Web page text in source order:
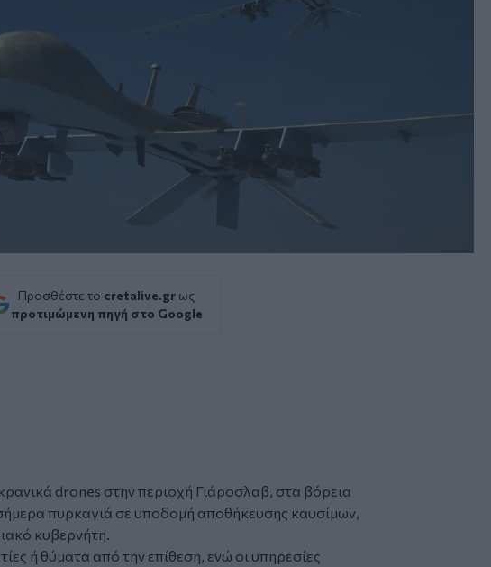
Προσθέστε το cretalive.gr ως
προτιμώμενη πηγή στο Google
drones στην περιοχή Γιάροσλαβ, στα βόρεια
πυρκαγιά σε υποδομή αποθήκευσης καυσίμων,
κυβερνήτη.
ή θύματα από την επίθεση, ενώ οι υπηρεσίες